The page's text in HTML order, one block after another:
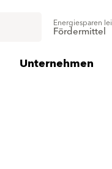
Energiesparen
Fördermittel
Unternehmen